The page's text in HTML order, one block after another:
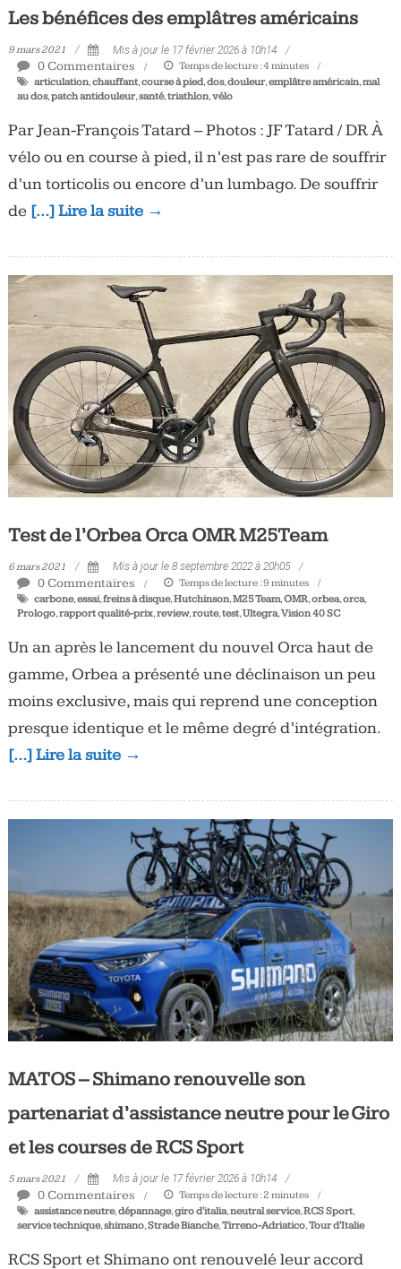
Les bénéfices des emplâtres américains
9 mars 2021 Mis à jour le 17 février 2026 à 10h14
0 Commentaires Temps de lecture :4 minutes
articulation,chauffant,course à pied,dos,douleur,emplâtre américain,mal
au dos,patch antidouleur,santé,triathlon,vélo
Par Jean-François Tatard – Photos : JF Tatard / DR À
vélo ou en course à pied, il n’est pas rare de souffrir
d’un torticolis ou encore d’un lumbago. De souffrir
de […] Lire la suite →
Test de l’Orbea Orca OMR M25Team
6 mars 2021 Mis à jour le 8 septembre 2022 à 20h05
0 Commentaires Temps de lecture :9 minutes
carbone,essai,freins à disque,Hutchinson,M25 Team,OMR,orbea,orca,
Prologo,rapport qualité-prix,review,route,test,Ultegra,Vision 40 SC
Un an après le lancement du nouvel Orca haut de
gamme, Orbea a présenté une déclinaison un peu
moins exclusive, mais qui reprend une conception
presque identique et le même degré d’intégration.
[…] Lire la suite →
MATOS – Shimano renouvelle son
partenariat d’assistance neutre pour le Giro
et les courses de RCS Sport
5 mars 2021 Mis à jour le 17 février 2026 à 10h14
0 Commentaires Temps de lecture :2 minutes
assistance neutre,dépannage,giro d'italia,neutral service,RCS Sport,
service technique,shimano,Strade Bianche,Tirreno-Adriatico,Tour d'Italie
RCS Sport et Shimano ont renouvelé leur accord